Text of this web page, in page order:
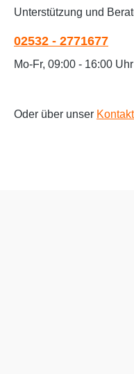
Unterstützung und
02532 - 2771677
Mo-Fr, 09:00 - 16:00 Uhr
Oder über unser